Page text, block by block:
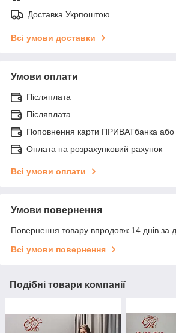
Доставка Укрпоштою
Всі умови доставки
Умови оплати
Післяплата
Післяплата
Поповнення карти ПРИВАТбанка
Оплата на розрахунковий рахунок
Всі умови оплати
Умови повернення
Повернення товару впродовж 14 днів за
Всі умови повернення
Подібні товари компанії